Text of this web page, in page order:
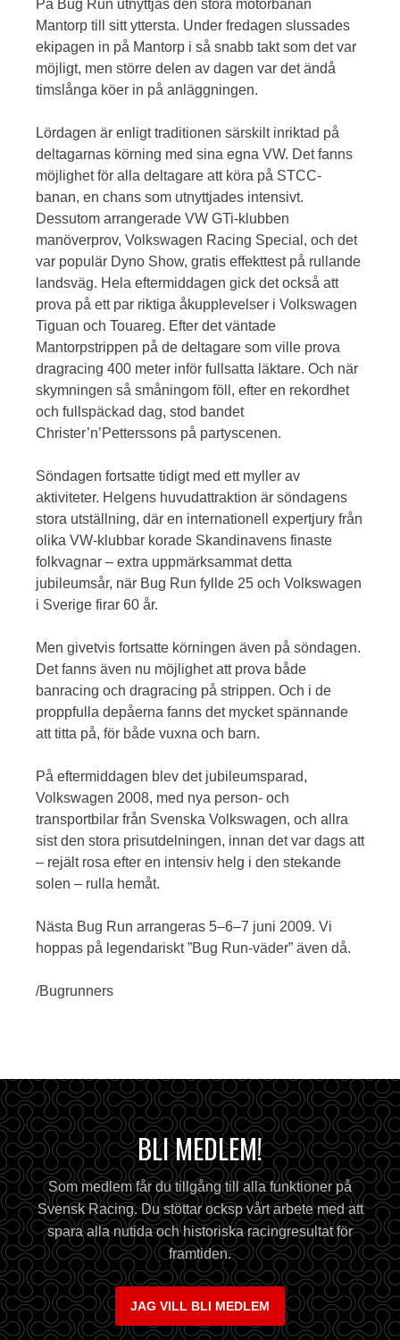
På Bug Run utnyttjas den stora motorbanan
Mantorp till sitt yttersta. Under fredagen slussades
ekipagen in på Mantorp i så snabb takt som det var
möjligt, men större delen av dagen var det ändå
timslånga köer in på anläggningen.
Lördagen är enligt traditionen särskilt inriktad på
deltagarnas körning med sina egna VW. Det fanns
möjlighet för alla deltagare att köra på STCC-
banan, en chans som utnyttjades intensivt.
Dessutom arrangerade VW GTi-klubben
manöverprov, Volkswagen Racing Special, och det
var populär Dyno Show, gratis effekttest på rullande
landsväg. Hela eftermiddagen gick det också att
prova på ett par riktiga åkupplevelser i Volkswagen
Tiguan och Touareg. Efter det väntade
Mantorpstrippen på de deltagare som ville prova
dragracing 400 meter inför fullsatta läktare. Och när
skymningen så småningom föll, efter en rekordhet
och fullspäckad dag, stod bandet
Christer’n’Petterssons på partyscenen.
Söndagen fortsatte tidigt med ett myller av
aktiviteter. Helgens huvudattraktion är söndagens
stora utställning, där en internationell expertjury från
olika VW-klubbar korade Skandinavens finaste
folkvagnar – extra uppmärksammat detta
jubileumsår, när Bug Run fyllde 25 och Volkswagen
i Sverige firar 60 år.
Men givetvis fortsatte körningen även på söndagen.
Det fanns även nu möjlighet att prova både
banracing och dragracing på strippen. Och i de
proppfulla depåerna fanns det mycket spännande
att titta på, för både vuxna och barn.
På eftermiddagen blev det jubileumsparad,
Volkswagen 2008, med nya person- och
transportbilar från Svenska Volkswagen, och allra
sist den stora prisutdelningen, innan det var dags att
– rejält rosa efter en intensiv helg i den stekande
solen – rulla hemåt.
Nästa Bug Run arrangeras 5–6–7 juni 2009. Vi
hoppas på legendariskt ”Bug Run-väder” även då.
/Bugrunners
BLI MEDLEM!
Som medlem får du tillgång till alla funktioner på
Svensk Racing. Du stöttar ocksp vårt arbete med att
spara alla nutida och historiska racingresultat för
framtiden.
JAG VILL BLI MEDLEM